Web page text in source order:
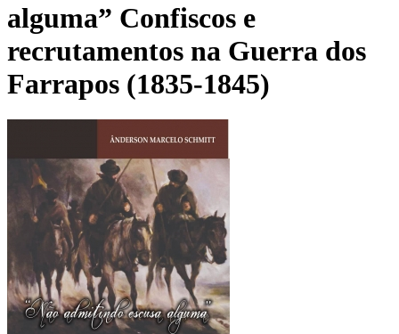
alguma” Confiscos e
recrutamentos na Guerra dos
Farrapos (1835-1845)